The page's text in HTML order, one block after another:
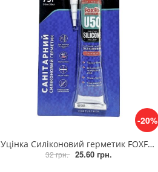
-20%
Уцінка Силіконовий герметик FOXFIX U50 50ml Санітарний прозорий
32 грн. 25.60 грн.